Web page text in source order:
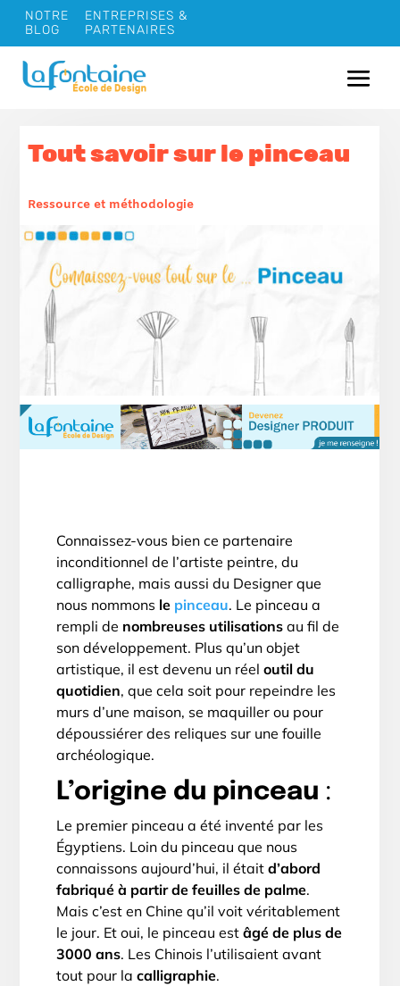
NOTRE
BLOG
ENTREPRISES &
PARTENAIRES
Tout savoir sur le pinceau
Ressource et méthodologie
Connaissez-vous bien ce partenaire
inconditionnel de l’artiste peintre, du
calligraphe, mais aussi du Designer que
nous nommons le pinceau. Le pinceau a
rempli de nombreuses utilisationsau fil de
son développement. Plus qu’un objet
artistique, il est devenu un réel outil du
quotidien, que cela soit pour repeindre les
murs d’une maison, se maquiller ou pour
dépoussiérer des reliques sur une fouille
archéologique.
L’origine du pinceau :
Le premier pinceau a été inventé par les
Égyptiens. Loin du pinceau que nous
connaissons aujourd’hui, il était d’abord
fabriqué à partir de feuilles de palme.
Mais c’est en Chine qu’il voit véritablement
le jour. Et oui, le pinceau est âgé de plus de
3000 ans. Les Chinois l’utilisaient avant
tout pour la calligraphie.